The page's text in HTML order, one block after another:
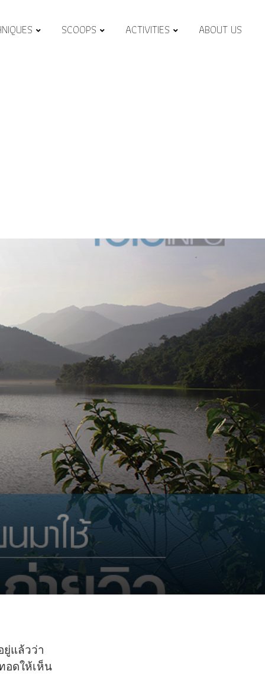
SCOOPS ACTIVITIES ABOUT US
ยู่แล้วว่า
อดให้เห็น